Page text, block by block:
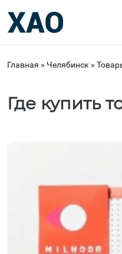
Главная » Челябинск »
Где купить